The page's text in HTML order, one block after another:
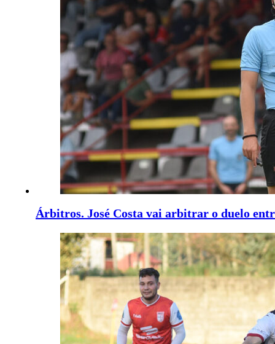
Árbitros. José Costa vai arbitrar o duelo